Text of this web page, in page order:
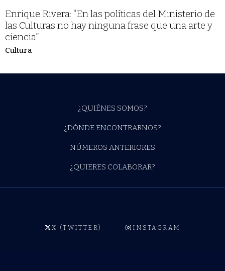
Enrique Rivera: “En las políticas del Ministerio de
las Culturas no hay ninguna frase que una arte y
ciencia”
Cultura
¿QUIÉNES SOMOS?
¿DÓNDE ENCONTRARNOS?
NÚMEROS ANTERIORES
¿QUIERES COLABORAR?
X (TWITTER) INSTAGRAM